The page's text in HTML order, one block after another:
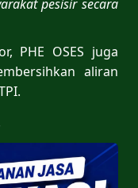
pesisir secara
PHE OSES juga
aliran